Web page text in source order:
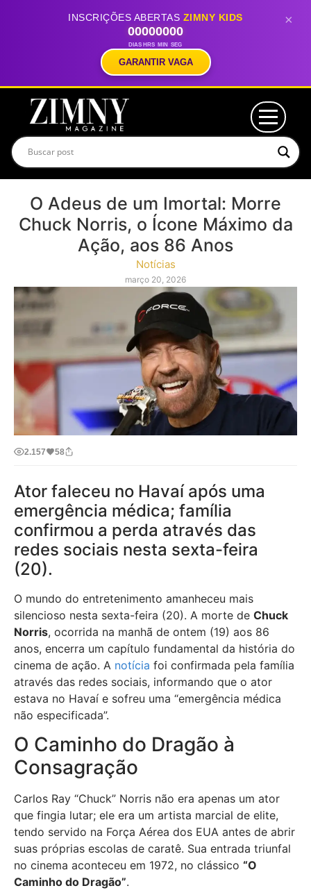
INSCRIÇÕES ABERTAS ZIMNY KIDS
00
DIAS
00
HRS
00
MIN
00
SEG
GARANTIR VAGA
×
O Adeus de um Imortal: Morre
Chuck Norris, o Ícone Máximo da
Ação, aos 86 Anos
Notícias
março 20, 2026
2.157 58
Ator faleceu no Havaí após uma
emergência médica; família
confirmou a perda através das
redes sociais nesta sexta-feira
(20).
O mundo do entretenimento amanheceu mais
silencioso nesta sexta-feira (20). A morte de Chuck
Norris, ocorrida na manhã de ontem (19) aos 86
anos, encerra um capítulo fundamental da história do
cinema de ação. A notícia foi confirmada pela família
através das redes sociais, informando que o ator
estava no Havaí e sofreu uma “emergência médica
não especificada”.
O Caminho do Dragão à
Consagração
Carlos Ray “Chuck” Norris não era apenas um ator
que fingia lutar; ele era um artista marcial de elite,
tendo servido na Força Aérea dos EUA antes de abrir
suas próprias escolas de caratê. Sua entrada triunfal
no cinema aconteceu em 1972, no clássico “O
Caminho do Dragão”.